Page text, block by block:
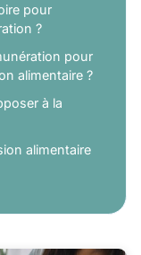
pour
?
pour
alimentaire ?
à la
alimentaire